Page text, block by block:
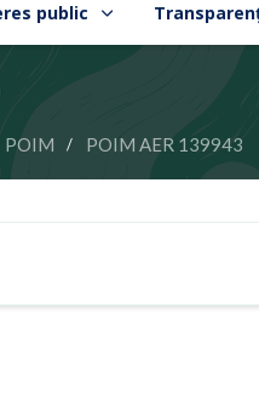
public
POIM POIM AER 139943